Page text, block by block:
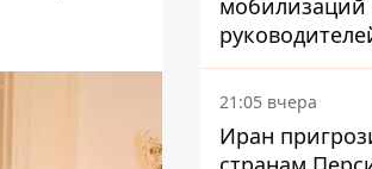
мобилизаций
Волыни и
получили
фейковые
21:05 вчера
Иран